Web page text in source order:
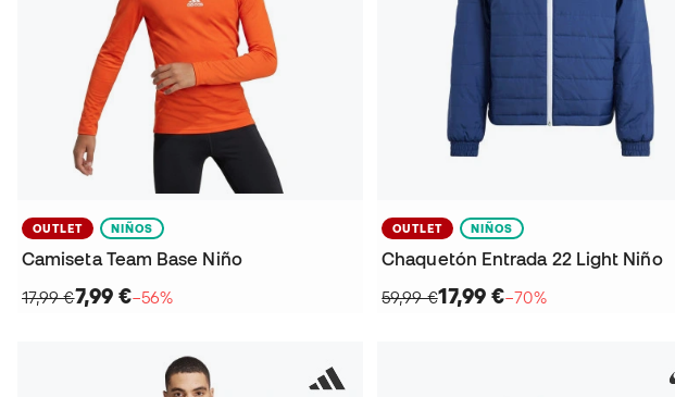
OUTLET NIÑOS
Camiseta Team Base Niño
17,99 €7,99 €−56%
OUTLET NIÑOS
Chaquetón Entrada 22 Light Niño
59,99 €17,99 €−70%